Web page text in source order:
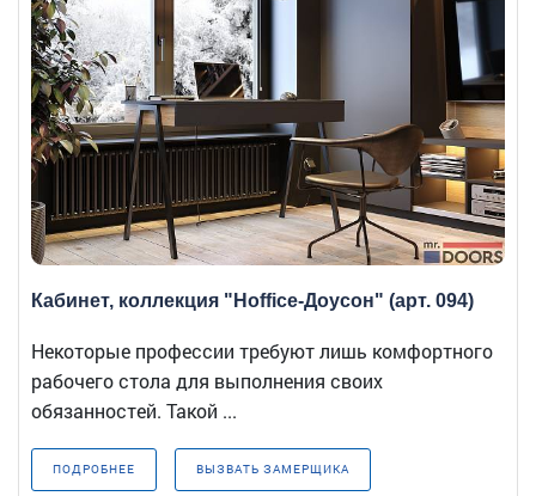
Кабинет, коллекция "Hoffice-Доусон" (арт. 094)
Некоторые профессии требуют лишь комфортного
рабочего стола для выполнения своих
обязанностей. Такой ...
ПОДРОБНЕЕ ВЫЗВАТЬ ЗАМЕРЩИКА